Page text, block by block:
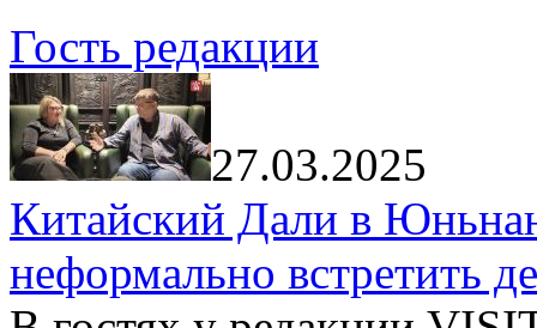
Гость редакции
27.03.2025
Китайский Дали в
неформально встретить